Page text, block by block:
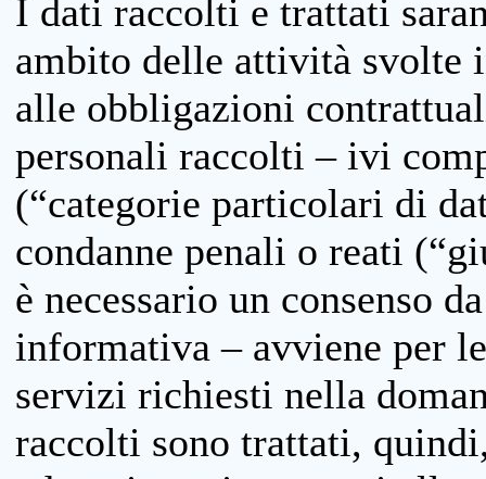
I dati raccolti e trattati
ambito delle attività svolte
alle obbligazioni
personali raccolti – ivi
(“categorie particolari di
condanne penali o reati
è necessario un consenso
informativa – avviene per
servizi richiesti nella
raccolti sono trattati,